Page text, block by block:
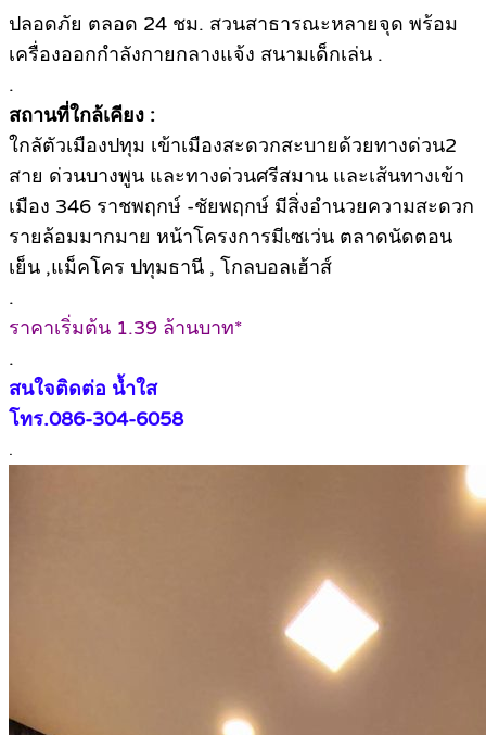
ปลอดภัย ตลอด 24 ชม. สวนสาธารณะหลายจุด พร้อม
เครื่องออกกำลังกายกลางแจ้ง สนามเด็กเล่น .
.
สถานที่ใกล้เคียง :
ใกลัตัวเมืองปทุม เข้าเมืองสะดวกสะบายด้วยทางด่วน2
สาย ด่วนบางพูน และทางด่วนศรีสมาน และเส้นทางเข้า
เมือง 346 ราชพฤกษ์ -ชัยพฤกษ์ มีสิ่งอำนวยความสะดวก
รายล้อมมากมาย หน้าโครงการมีเซเว่น ตลาดนัดตอน
เย็น ,แม็คโคร ปทุมธานี , โกลบอลเฮ้าส์
.
ราคาเริ่มต้น 1.39 ล้านบาท*
.
สนใจติดต่อ น้ำใส
โทร.086-304-6058
.